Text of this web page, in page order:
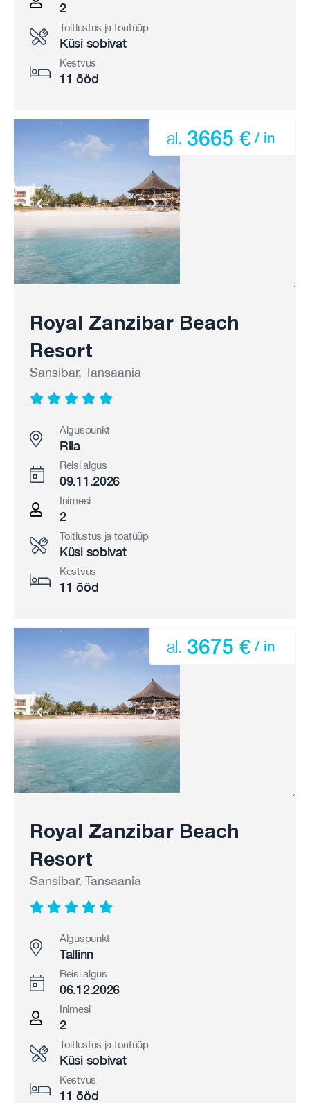
2
Toitlustus ja toatüüp
Küsi sobivat
Kestvus
11 ööd
Royal Zanzibar Beach
Resort
Sansibar, Tansaania
al. 3665 € / in
Alguspunkt
Riia
Reisi algus
09.11.2026
Inimesi
2
Toitlustus ja toatüüp
Küsi sobivat
Kestvus
11 ööd
Royal Zanzibar Beach
Resort
Sansibar, Tansaania
al. 3675 € / in
Alguspunkt
Tallinn
Reisi algus
06.12.2026
Inimesi
2
Toitlustus ja toatüüp
Küsi sobivat
Kestvus
11 ööd